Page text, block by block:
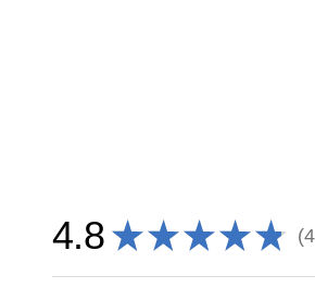
4.8 ★ ★ ★ ★ ★